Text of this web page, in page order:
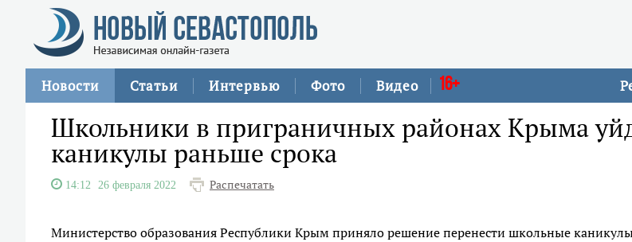
Новости Статьи Интервью Фото Видео 16+
Школьники в приграничных районах Крыма
каникулы раньше срока
14:12 26 февраля 2022 Распечатать
Министерство образования Республики Крым приняло решение перенести школьные